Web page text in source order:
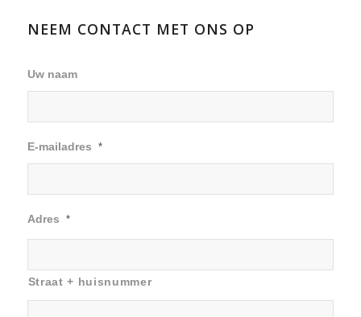
NEEM CONTACT MET ONS OP
Uw naam
E-mailadres *
Adres *
Straat + huisnummer